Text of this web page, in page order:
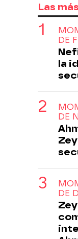
Las
DE
la
DE
DE